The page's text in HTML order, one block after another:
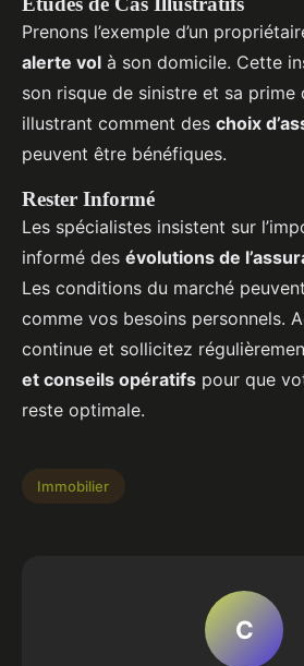
Prenons l’exemple d’un
alerte vol à son domicile. Cette
son risque de sinistre et sa prime
illustrant comment des choix
peuvent être bénéfiques.
Rester Informé
Les spécialistes insistent sur
informé des évolutions de
Les conditions du marché
comme vos besoins personnels.
continue et sollicitez
et conseils opératifs pour que
reste optimale.
Immobilier
C